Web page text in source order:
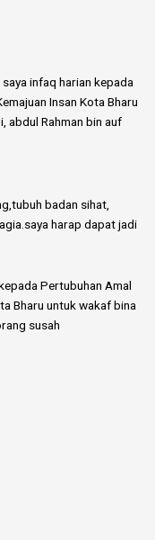
infaq harian kepada
Insan Kota Bharu
abdul Rahman bin auf
badan sihat,
harap dapat jadi
Pertubuhan Amal
Bharu untuk wakaf bina
susah